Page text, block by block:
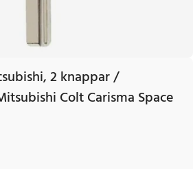
2 knappar /
Colt Carisma Space